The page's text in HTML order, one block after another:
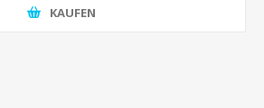
KAUFEN